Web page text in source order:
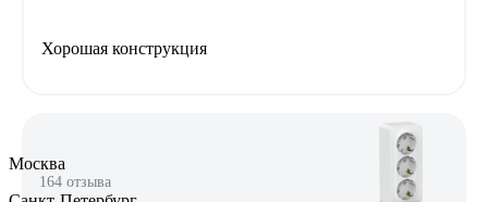
Хорошая конструкция
164 отзыва
Москва